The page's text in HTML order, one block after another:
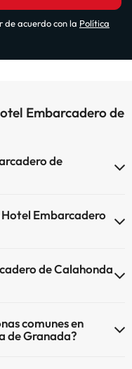
de acuerdo con la Política
Embarcadero de
de
Embarcadero
de Calahonda
comunes en
de Granada?